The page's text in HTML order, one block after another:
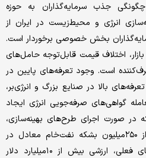
جذب سرمایه‌گذاران به حوزه
انرژی و محیط‌زیست در ایران از
بخش خصوصی برخوردار است.
اختلاف قیمت قابل‌توجه حامل‌‌‌های
است. وجود تعرفه‌‌‌های پایین در
بالا در صنایع بزرگ و انرژی‌‌‌بر،
گواهی‌‌‌های صرفه‌‌‌جویی انرژی ایجاد
در صورت اجرای طرح‌‌‌های بهینه‌‌‌سازی،
امکان صرفه‌‌‌جویی سالانه بیش از ۲۵۰میلیون بشکه نفت‌خام معادل در
کشور وجود دارد که با قیمت‌های فعلی، ارزشی بیش از ۱۰میلیارد دلار